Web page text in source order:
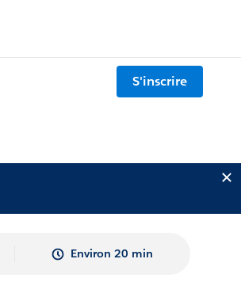
S'inscrire
Environ 20 min